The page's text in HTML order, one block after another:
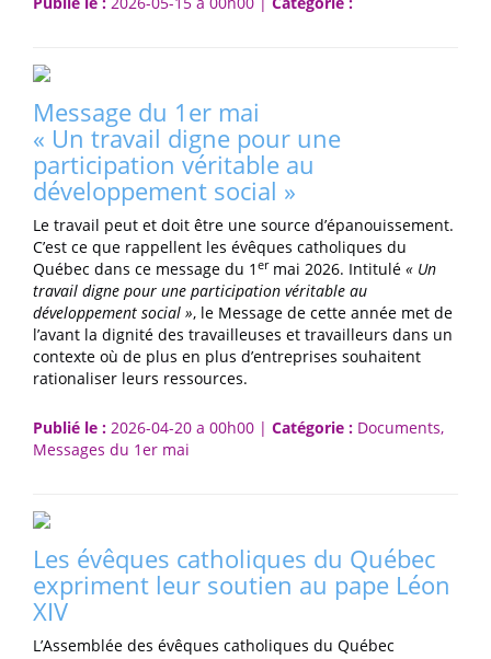
Message du 1er mai
« Un travail digne pour une
participation véritable au
développement social »
Le travail peut et doit être une source d’épanouissement.
C’est ce que rappellent les évêques catholiques du
Québec dans ce message du 1 ermai 2026. Intitulé « Un
travail digne pour une participation véritable au
développement social », le Message de cette année met de
l’avant la dignité des travailleuses et travailleurs dans un
contexte où de plus en plus d’entreprises souhaitent
rationaliser leurs ressources.
Publié le : 2026-04-20 a 00h00 | Catégorie : Documents,
Messages du 1er mai
Les évêques catholiques du Québec
expriment leur soutien au pape Léon
XIV
L’Assemblée des évêques catholiques du Québec